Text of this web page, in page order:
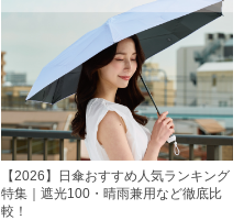
【2026】日傘おすすめ人気ランキング
特集｜遮光100・晴雨兼用など徹底比
較！